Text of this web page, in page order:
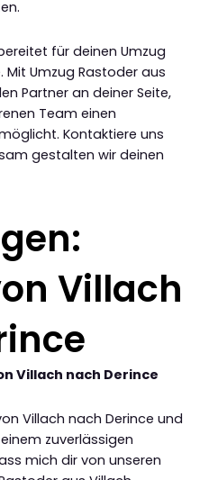
für deinen Umzug
Mit Umzug Rastoder aus
Partner an deiner Seite,
Team einen
Kontaktiere uns
gestalten wir deinen
Villach
Villach nach Derince
Villach nach Derince und
zuverlässigen
mich dir von unseren